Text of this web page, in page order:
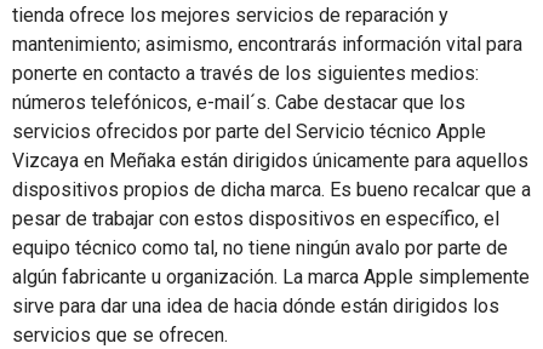
tienda ofrece los mejores servicios de reparación y
mantenimiento; asimismo, encontrarás información vital para
ponerte en contacto a través de los siguientes medios:
números telefónicos, e-mail´s. Cabe destacar que los
servicios ofrecidos por parte del Servicio técnico Apple
Vizcaya en Meñaka están dirigidos únicamente para aquellos
dispositivos propios de dicha marca. Es bueno recalcar que a
pesar de trabajar con estos dispositivos en específico, el
equipo técnico como tal, no tiene ningún avalo por parte de
algún fabricante u organización. La marca Apple simplemente
sirve para dar una idea de hacia dónde están dirigidos los
servicios que se ofrecen.